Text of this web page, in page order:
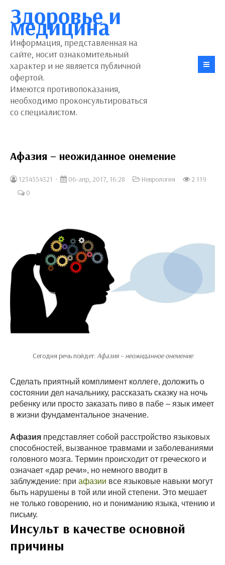
Здоровье и
медицина
Информация, представленная на
сайте, носит ознакомительный
характер и не является публичной
офертой.
Имеются противопоказания,
необходимо проконсультироваться
со специалистом.
Афазия – неожиданное онемение
1234554321 06-апр, 2017, 16:28 Неврология
2 119
0
Сегодня речь пойдет:Афазия – неожиданное онемение
Сделать приятный комплимент коллеге, доложить о
состоянии дел начальнику, рассказать сказку на ночь
ребенку или просто заказать пиво в пабе – язык имеет
в жизни фундаментальное значение.
Афазия представляет собой расстройство языковых
способностей, вызванное травмами и заболеваниями
головного мозга. Термин происходит от греческого и
означает «дар речи», но немного вводит в
заблуждение: при афазии все языковые навыки могут
быть нарушены в той или иной степени. Это мешает
не только говорению, но и пониманию языка, чтению и
письму.
Инсульт в качестве основной
причины